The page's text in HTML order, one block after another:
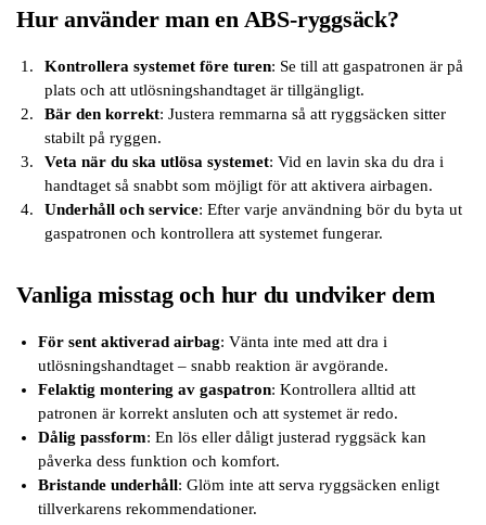
Hur använder man en ABS-ryggsäck?
Kontrollera systemet före turen: Se till att gaspatronen är på
plats och att utlösningshandtaget är tillgängligt.
Bär den korrekt: Justera remmarna så att ryggsäcken sitter
stabilt på ryggen.
Veta när du ska utlösa systemet: Vid en lavin ska du dra i
handtaget så snabbt som möjligt för att aktivera airbagen.
Underhåll och service: Efter varje användning bör du byta ut
gaspatronen och kontrollera att systemet fungerar.
Vanliga misstag och hur du undviker dem
För sent aktiverad airbag: Vänta inte med att dra i
utlösningshandtaget – snabb reaktion är avgörande.
Felaktig montering av gaspatron: Kontrollera alltid att
patronen är korrekt ansluten och att systemet är redo.
Dålig passform: En lös eller dåligt justerad ryggsäck kan
påverka dess funktion och komfort.
Bristande underhåll: Glöm inte att serva ryggsäcken enligt
tillverkarens rekommendationer.